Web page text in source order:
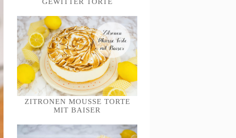
GEWITTER TORTE
ZITRONEN MOUSSE TORTE
MIT BAISER